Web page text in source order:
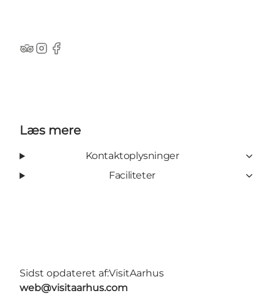
TripAdvisor
Instagram
Facebook
Læs mere
Kontaktoplysninger
Faciliteter
Sidst opdateret af:VisitAarhus
web@visitaarhus.com